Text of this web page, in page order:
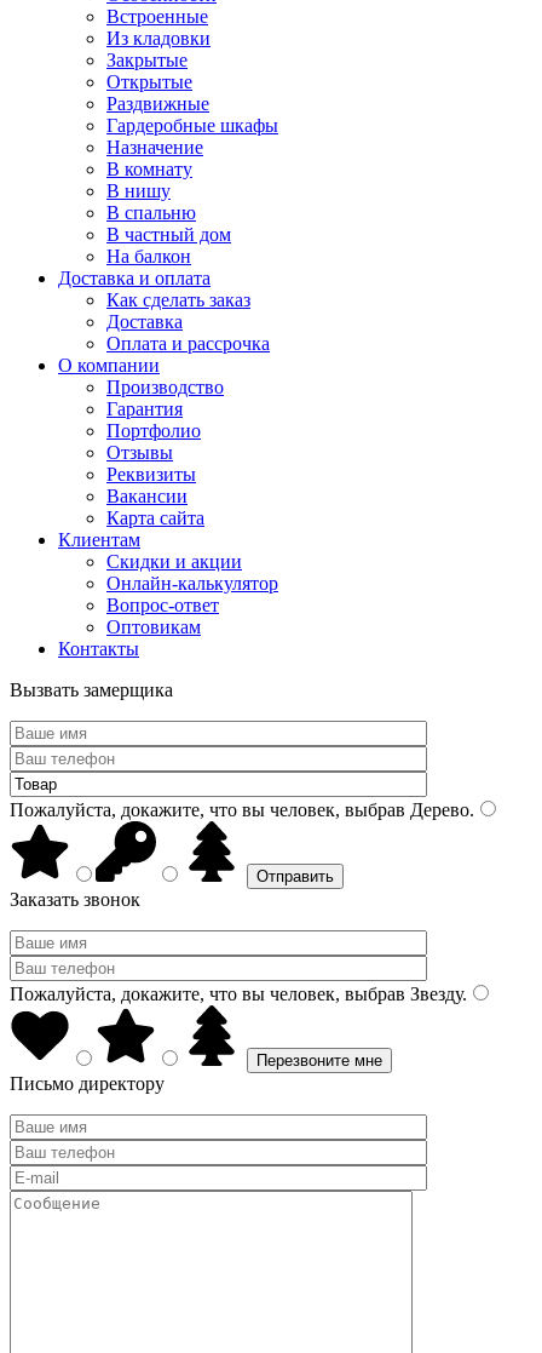
Встроенные
Из кладовки
Закрытые
Открытые
Раздвижные
Гардеробные шкафы
Назначение
В комнату
В нишу
В спальню
В частный дом
На балкон
Доставка и оплата
Как сделать заказ
Доставка
Оплата и рассрочка
О компании
Производство
Гарантия
Портфолио
Отзывы
Реквизиты
Вакансии
Карта сайта
Клиентам
Скидки и акции
Онлайн-калькулятор
Вопрос-ответ
Оптовикам
Контакты
Вызвать замерщика
Пожалуйста, докажите, что вы человек, выбрав Дерево.
Заказать звонок
Пожалуйста, докажите, что вы человек, выбрав Звезду.
Письмо директору